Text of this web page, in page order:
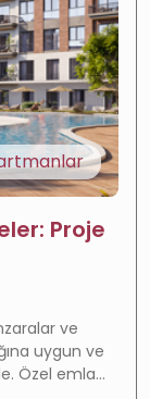
Proje
ve
uygun ve
Özel emlak